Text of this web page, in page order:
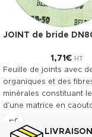
JOINT de bride
1,71 € HT
Feuille de joints avec
organiques et des
minérales constituant
d’une matrice en
NBR. Le TECNIFIBRE80
ainsi une gamme